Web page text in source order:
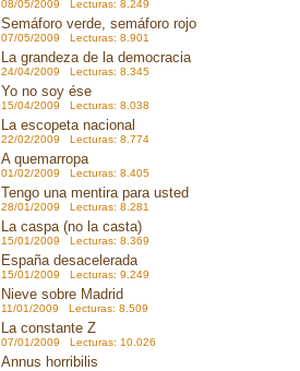
08/05/2009 Lecturas: 8.249
Semáforo verde, semáforo rojo
07/05/2009 Lecturas: 8.901
La grandeza de la democracia
24/04/2009 Lecturas: 8.345
Yo no soy ése
15/04/2009 Lecturas: 8.038
La escopeta nacional
22/02/2009 Lecturas: 8.774
A quemarropa
01/02/2009 Lecturas: 8.405
Tengo una mentira para usted
28/01/2009 Lecturas: 8.281
La caspa (no la casta)
15/01/2009 Lecturas: 8.369
España desacelerada
15/01/2009 Lecturas: 9.249
Nieve sobre Madrid
11/01/2009 Lecturas: 8.509
La constante Z
07/01/2009 Lecturas: 10.026
Annus horribilis